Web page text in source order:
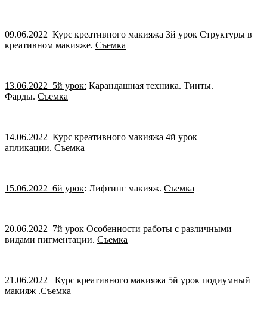
09.06.2022 Курс креативного макияжа 3й урок Структуры в
креативном макияже. Съемка
13.06.2022 5й урок: Карандашная техника. Тинты.
Фарды. Съемка
14.06.2022 Курс креативного макияжа 4й урок
апликации. Съемка
15.06.2022 6й урок: Лифтинг макияж. Съемка
20.06.2022 7й урок Особенности работы с различными
видами пигментации. Съемка
21.06.2022 Курс креативного макияжа 5й урок подиумный
макияж .Съемка